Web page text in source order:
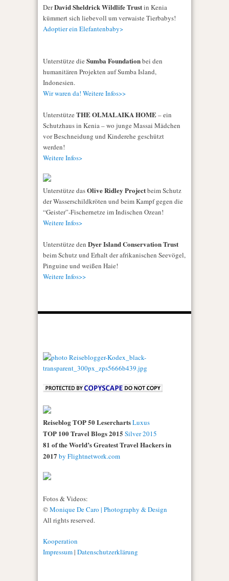
DerDavid Sheldrick Wildlife Trustin Kenia
kümmert sich liebevoll um verwaiste Tierbabys!
Adoptier ein Elefantenbaby>
Unterstütze die Sumba Foundationbei den
humanitären Projekten auf Sumba Island,
Indonesien.
Wir waren da! Weitere Infos>>
Unterstütze THE OLMALAIKA HOME– ein
Schutzhaus in Kenia – wo junge Massai Mädchen
vor Beschneidung und Kinderehe geschützt
werden!
Weitere Infos>
Unterstütze dasOlive Ridley Projectbeim Schutz
der Wasserschildkröten und beim Kampf gegen die
“Geister”-Fischernetze im Indischen Ozean!
Weitere Infos>
Unterstütze den Dyer Island Conservation Trust
beim Schutz und Erhalt der afrikanischen Seevögel,
Pinguine und weißen Haie!
Weitere Infos>>
Reiseblog TOP 50 LeserchartsLuxus
TOP 100 Travel Blogs 2015 Silver 2015
81 of the World’s Greatest Travel Hackers in
2017 by Flightnetwork.com
Fotos & Videos:
©Monique De Caro | Photography & Design
All rights reserved.
Kooperation
Impressum| Datenschutzerklärung